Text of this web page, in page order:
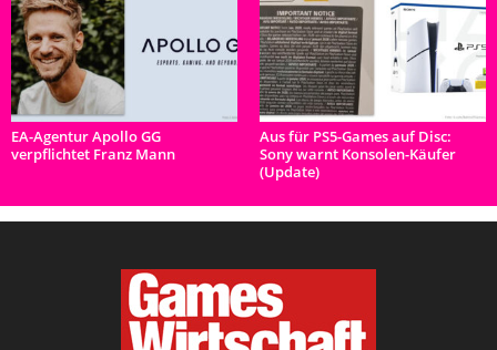
EA-Agentur Apollo GG
verpflichtet Franz Mann
Aus für PS5-Games auf Disc:
Sony warnt Konsolen-Käufer
(Update)